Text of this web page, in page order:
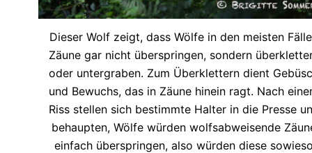
Dieser Wolf zeigt, dass Wölfe in den meisten
Zäune gar nicht überspringen, sondern
oder untergraben. Zum Überklettern dient
und Bewuchs, das in Zäune hinein ragt. Nach
Riss stellen sich bestimmte Halter in die Presse
behaupten, Wölfe würden wolfsabweisende
einfach überspringen, also würden diese